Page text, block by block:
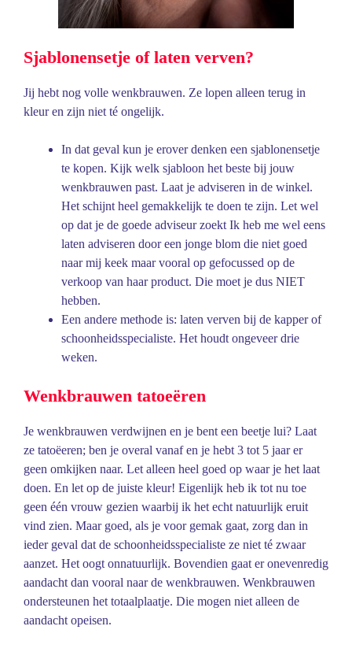
Sjablonensetje of laten verven?
Jij hebt nog volle wenkbrauwen. Ze lopen alleen terug in
kleur en zijn niet té ongelijk.
In dat geval kun je erover denken een sjablonensetje
te kopen. Kijk welk sjabloon het beste bij jouw
wenkbrauwen past. Laat je adviseren in de winkel.
Het schijnt heel gemakkelijk te doen te zijn. Let wel
op dat je de goede adviseur zoekt Ik heb me wel eens
laten adviseren door een jonge blom die niet goed
naar mij keek maar vooral op gefocussed op de
verkoop van haar product. Die moet je dus NIET
hebben.
Een andere methode is: laten verven bij de kapper of
schoonheidsspecialiste. Het houdt ongeveer drie
weken.
Wenkbrauwen tatoeëren
Je wenkbrauwen verdwijnen en je bent een beetje lui? Laat
ze tatoëeren; ben je overal vanaf en je hebt 3 tot 5 jaar er
geen omkijken naar. Let alleen heel goed op waar je het laat
doen. En let op de juiste kleur! Eigenlijk heb ik tot nu toe
geen één vrouw gezien waarbij ik het echt natuurlijk eruit
vind zien. Maar goed, als je voor gemak gaat, zorg dan in
ieder geval dat de schoonheidsspecialiste ze niet té zwaar
aanzet. Het oogt onnatuurlijk. Bovendien gaat er onevenredig
aandacht dan vooral naar de wenkbrauwen. Wenkbrauwen
ondersteunen het totaalplaatje. Die mogen niet alleen de
aandacht opeisen.